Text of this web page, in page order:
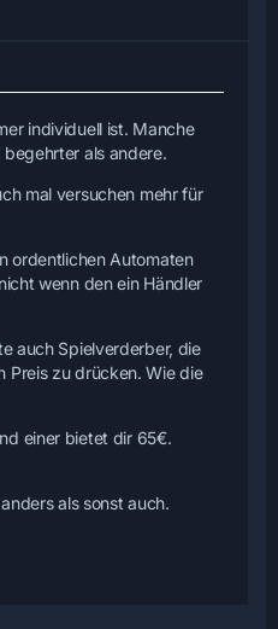
individuell ist. Manche
als andere.
mal versuchen mehr für
ordentlichen Automaten
wenn den ein Händler
auch Spielverderber, die
Preis zu drücken. Wie die
einer bietet dir 65€.
als sonst auch.